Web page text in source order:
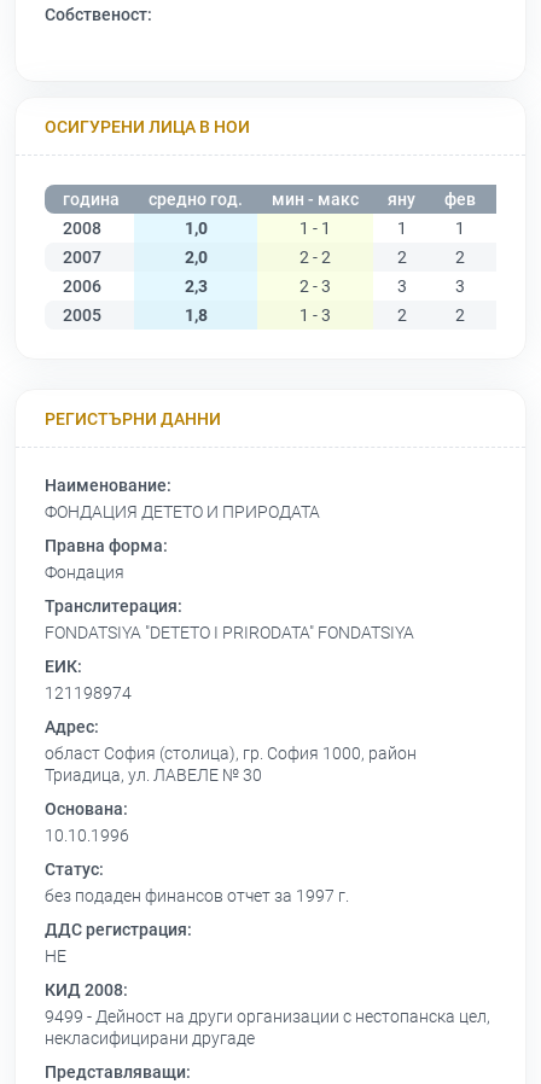
Собственост:
ОСИГУРЕНИ ЛИЦА В НОИ
година средно год. мин - макс яну фев
2008
1,0 1 - 1 1 1
2007
2,0 2 - 2 2 2
2006
2,3 2 - 3 3 3
2005
1,8 1 - 3 2 2
РЕГИСТЪРНИ ДАННИ
Наименование:
ФОНДАЦИЯ ДЕТЕТО И ПРИРОДАТА
Правна форма:
Фондация
Транслитерация:
FONDATSIYA "DETETO I PRIRODATA" FONDATSIYA
ЕИК:
121198974
Адрес:
област София (столица), гр. София 1000, район
Триадица, ул. ЛАВЕЛЕ № 30
Основана:
10.10.1996
Статус:
без подаден финансов отчет за 1997 г.
ДДС регистрация:
НЕ
КИД 2008:
9499 - Дейност на други организации с нестопанска цел,
некласифицирани другаде
Представляващи: